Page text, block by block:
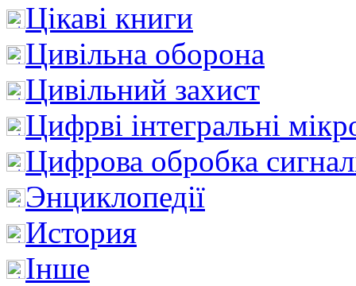
Цікаві книги
Цивільна оборона
Цивільний захист
Цифрві інтегральні
Цифрова обробка
Энциклопедії
История
Інше